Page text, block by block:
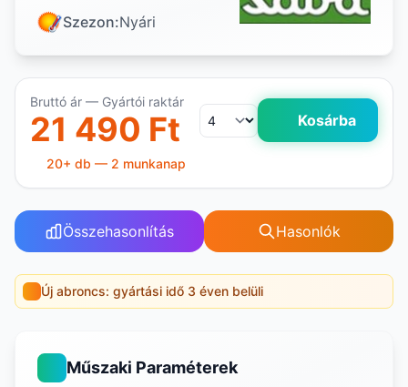
Szezon:Nyári
Bruttó ár — Gyártói raktár
21 490 Ft Kosárba
20+ db — 2 munkanap
Összehasonlítás Hasonlók
Új abroncs: gyártási idő 3 éven belüli
Műszaki Paraméterek